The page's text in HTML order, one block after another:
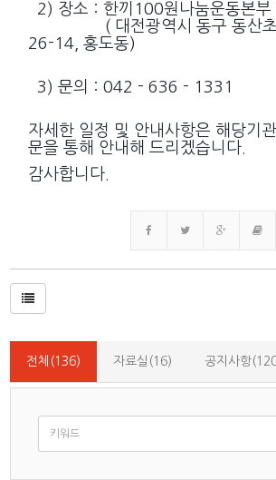
2) 장소 : 한끼100원나눔운동본
( 대전광역시 동구 동산초
26-14, 홍도동)
3) 문의 : 042 - 636 - 1331
자세한 일정 및 안내사항은 해당기
문을 통해 안내해 드리겠습니다.
감사합니다.
전체(136) 자료실(16) 공지사항